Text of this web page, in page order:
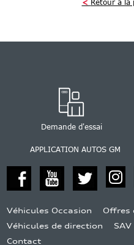
Demande d'essai
APPLICATION AUTOS GM
Véhicules Occasion
Offres
Véhicules de direction
SAV
Contact